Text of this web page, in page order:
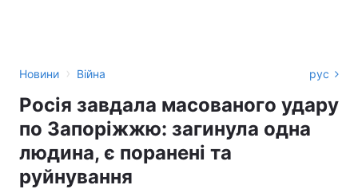
Новини › Війна рус
Росія завдала масованого удару
по Запоріжжю: загинула одна
людина, є поранені та
руйнування